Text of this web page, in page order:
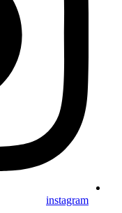
instagram